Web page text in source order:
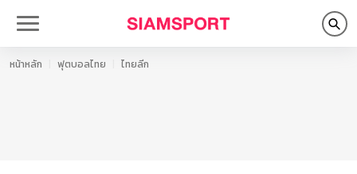
หน้าหลัก ฟุตบอลไทย ไทยลีก